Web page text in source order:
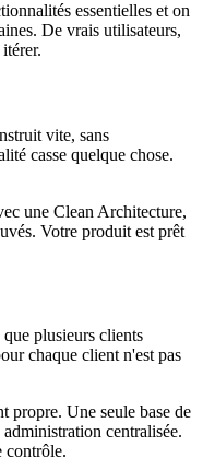
essentielles et on
De vrais utilisateurs,
vite, sans
casse quelque chose.
une Clean Architecture,
Votre produit est prêt
plusieurs clients
chaque client n'est pas
propre. Une seule base de
centralisée.
contrôle.